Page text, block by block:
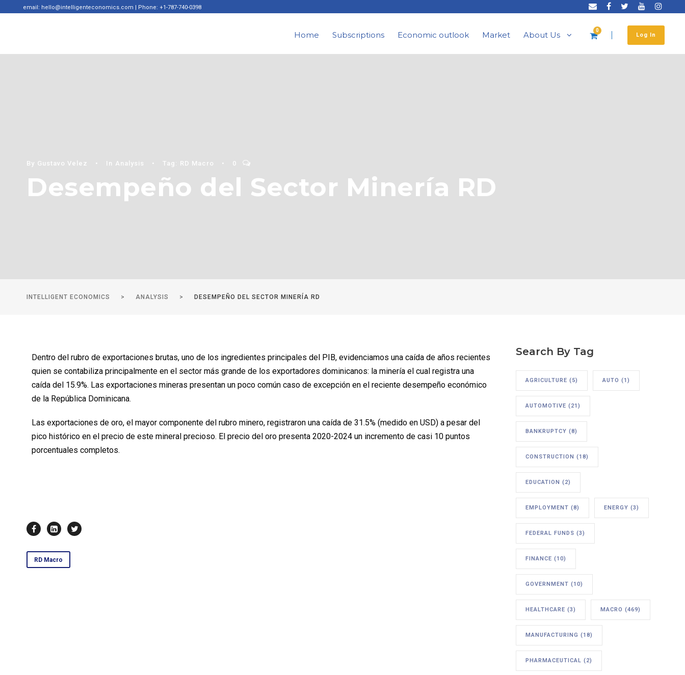
email: hello@intelligenteconomics.com | Phone: +1-787-740-0398
Home Subscriptions Economic outlook Market About Us 0
Log In
By Gustavo Velez • In Analysis • Tag: RD Macro • 0
Desempeño del Sector Minería RD
INTELLIGENT ECONOMICS > ANALYSIS > DESEMPEÑO DEL SECTOR MINERÍA RD
Dentro del rubro de exportaciones brutas, uno de los ingredientes principales del PIB, evidenciamos una caída de años recientes
quien se contabiliza principalmente en el sector más grande de los exportadores dominicanos: la minería el cual registra una
caída del 15.9%. Las exportaciones mineras presentan un poco común caso de excepción en el reciente desempeño económico
de la República Dominicana.
Las exportaciones de oro, el mayor componente del rubro minero, registraron una caída de 31.5% (medido en USD) a pesar del
pico histórico en el precio de este mineral precioso. El precio del oro presenta 2020-2024 un incremento de casi 10 puntos
porcentuales completos.
RD Macro
Search By Tag
AGRICULTURE (5) AUTO (1)
AUTOMOTIVE (21)
BANKRUPTCY (8)
CONSTRUCTION (18)
EDUCATION (2)
EMPLOYMENT (8) ENERGY (3)
FEDERAL FUNDS (3)
FINANCE (10)
GOVERNMENT (10)
HEALTHCARE (3) MACRO (469)
MANUFACTURING (18)
PHARMACEUTICAL (2)